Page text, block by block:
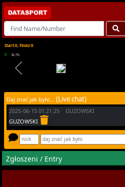
Start:0, Finisz:0
0
SL:1%
Daj znać jak było... (Live chat)
2025-06-15 01:21:25 GUZOWSKI
GUZOWSKI
Zgłoszeni / Entry